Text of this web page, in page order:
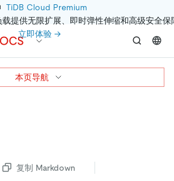
TiDB Cloud Premium
提供无限扩展、即时弹性伸缩和高级安全保
立即体验 →
复制 Markdown
本页导航